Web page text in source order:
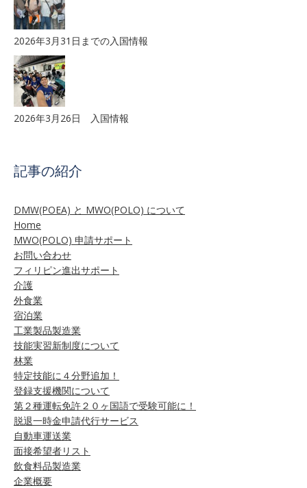
2026年3月31日までの入国情報
2026年3月26日 入国情報
記事の紹介
DMW(POEA) と MWO(POLO) について
Home
MWO(POLO) 申請サポート
お問い合わせ
フィリピン進出サポート
介護
外食業
宿泊業
工業製品製造業
技能実習新制度について
林業
特定技能に４分野追加！
登録支援機関について
第２種運転免許２０ヶ国語で受験可能に！
脱退一時金申請代行サービス
自動車運送業
面接希望者リスト
飲食料品製造業
企業概要